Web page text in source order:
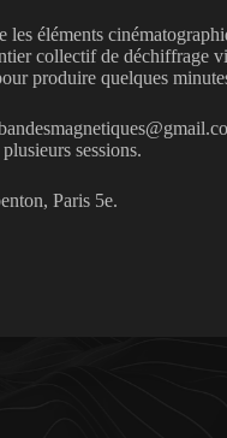
les éléments
collectif de déchiffrage
produire quelques
sessions.
Paris 5e.